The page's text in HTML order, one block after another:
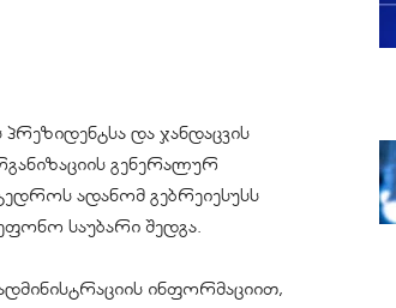
და ჯანდაცვის
გენერალურ
ადანომ გებრეიესუსს
საუბარი შედგა.
ინფორმაციით,